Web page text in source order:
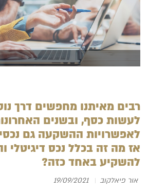
רבים מאיתנו מחפשים דרך
לעשות כסף, ובשנים
לאפשרויות ההשקעה גם
אז מה זה בכלל נכס דיגיטלי
להשקיע באחד כזה?
אור פיאלקוב 19/09/2021